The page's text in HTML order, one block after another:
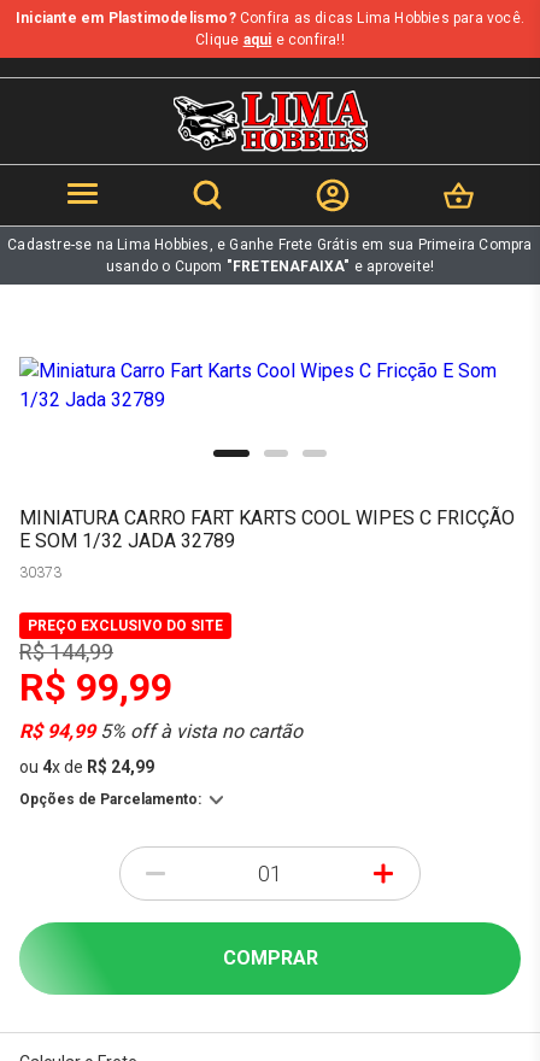
b
Iniciante em Plastimodelismo?Confira as dicas Lima Hobbies para você.
Clique aqui e confira!!
Cadastre-se na Lima Hobbies, e Ganhe Frete Grátis em sua Primeira Compra
usando o Cupom "FRETENAFAIXA" e aproveite!
MINIATURA CARRO FART KARTS COOL WIPES C FRICÇÃO
E SOM 1/32 JADA 32789
30373
PREÇO EXCLUSIVO DO SITE
R$ 144,99
R$ 99,99
R$ 94,995% off à vista no cartão
ou 4xde R$ 24,99
Opções de Parcelamento:
- +
COMPRAR